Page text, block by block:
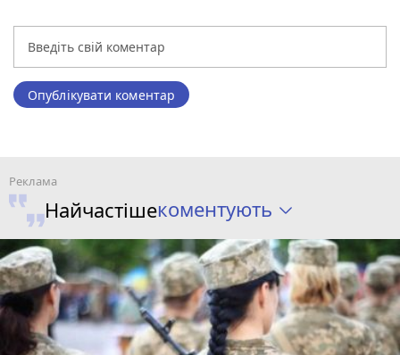
Опублікувати коментар
Найчастішекоментують